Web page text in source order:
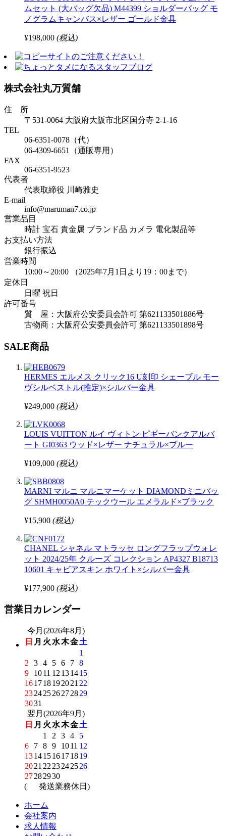
ムセット (大バッグ欠品) M44399 ショルダーバッグ モ
ノグラムキャンバス×レザー ゴールド金具
¥198,000 (税込)
株式会社丸万質舗
住 所
〒531-0064 大阪府大阪市北区国分寺 2-1-16
TEL
06-6351-0078（代）
06-4309-6651（通販専用）
FAX
06-6351-9523
代表者
代表取締役 川崎雅史
E-mail
info@maruman7.co.jp
営業品目
時計 宝石 貴金属 ブランド品 カメラ 電化製品等
お支払い方法
銀行振込
営業時間
10:00～20:00 （2025年7月1日より19：00まで）
定休日
日曜 祝日
許可番号
質 屋：大阪府公安委員会許可 第621133501886号
古物商：大阪府公安委員会許可 第621133501898号
SALE商品
HERMES エルメス クリック16 U刻印 シェーブル モー
ヴシルベストル(推定)×シルバー金具
¥249,000 (税込)
LOUIS VUITTON ルイ ヴィトン ピギーバンクアルバ
ート GI0363 ウッド×レザー ナチュラル×ブルー
¥109,000 (税込)
MARNI マルニ マルニマーケット DIAMONDミニバッ
グ SHMH0050A0 テックウール エメラルド×ブラック
¥15,900 (税込)
CHANEL シャネル マトラッセ ロングフラップウォレ
ット 2024/25年 クルーズ コレクション AP4327 B18713
10601 キャビアスキン ホワイト×シルバー金具
¥177,900 (税込)
営業日カレンダー
今月(2026年8月)
日 月 火 水木金土
1
2
3 4 5 6 7 8
9
1011 12 131415
161718192021 22
23242526272829
3031
翌月(2026年9月)
日 月 火 水木金土
1
2 3 4
5
6
7 8 9 1011 12
13141516171819
2021 22 23242526
27282930
(
発送業務休日)
ホーム
会社案内
求人情報